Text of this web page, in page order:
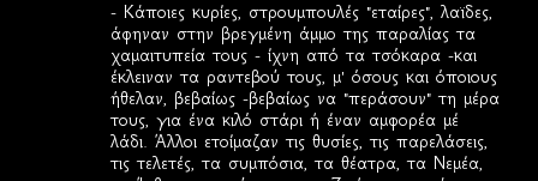
- Κάποιες κυρίες, στρουμπουλές "εταίρες", λαϊδες,
άφηναν στην βρεγμένη άμμο της παραλίας τα
χαμαιτυπεία τους - ίχνη από τα τσόκαρα -και
έκλειναν τα ραντεβού τους, μ' όσους και όποιους
ήθελαν, βεβαίως -βεβαίως να "περάσουν" τη μέρα
τους, για ένα κιλό στάρι ή έναν αμφορέα μέ
λάδι. Άλλοι ετοίμαζαν τις θυσίες, τις παρελάσεις,
τις τελετές, τα συμπόσια, τα θέατρα, τα Νεμέα,